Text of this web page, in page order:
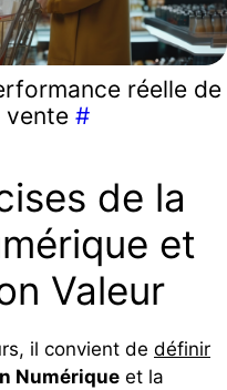
réelle de
vente #
de la
et
Valeur
il convient de définir
Numérique et la